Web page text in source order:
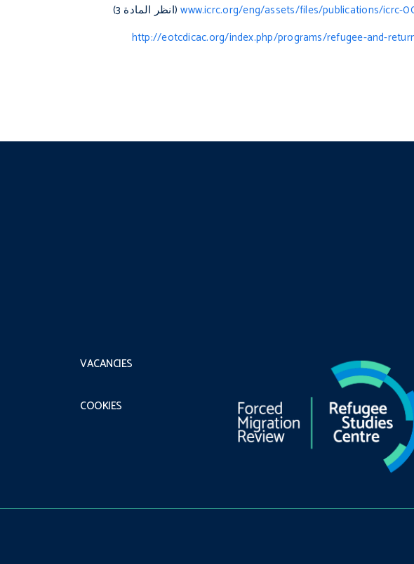
www.icrc.org/eng/assets/files/publications/icrc-(انظر المادة 3)
http://eotcdicac.org/index.php/programs/refugee-and-
VACANCIES
COOKIES